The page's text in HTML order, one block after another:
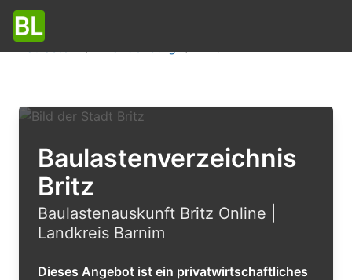
Baulastenverzeichnis
Britz
Baulastenauskunft Britz Online |
Landkreis Barnim
Dieses Angebot ist ein privatwirtschaftliches